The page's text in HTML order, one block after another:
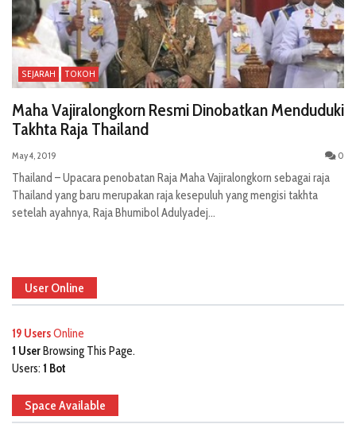
SEJARAH TOKOH
Maha Vajiralongkorn Resmi Dinobatkan Menduduki
Takhta Raja Thailand
May 4, 2019 0
Thailand – Upacara penobatan Raja Maha Vajiralongkorn sebagai raja
Thailand yang baru merupakan raja kesepuluh yang mengisi takhta
setelah ayahnya, Raja Bhumibol Adulyadej...
User Online
19 UsersOnline
1 UserBrowsing This Page.
Users: 1 Bot
Space Available